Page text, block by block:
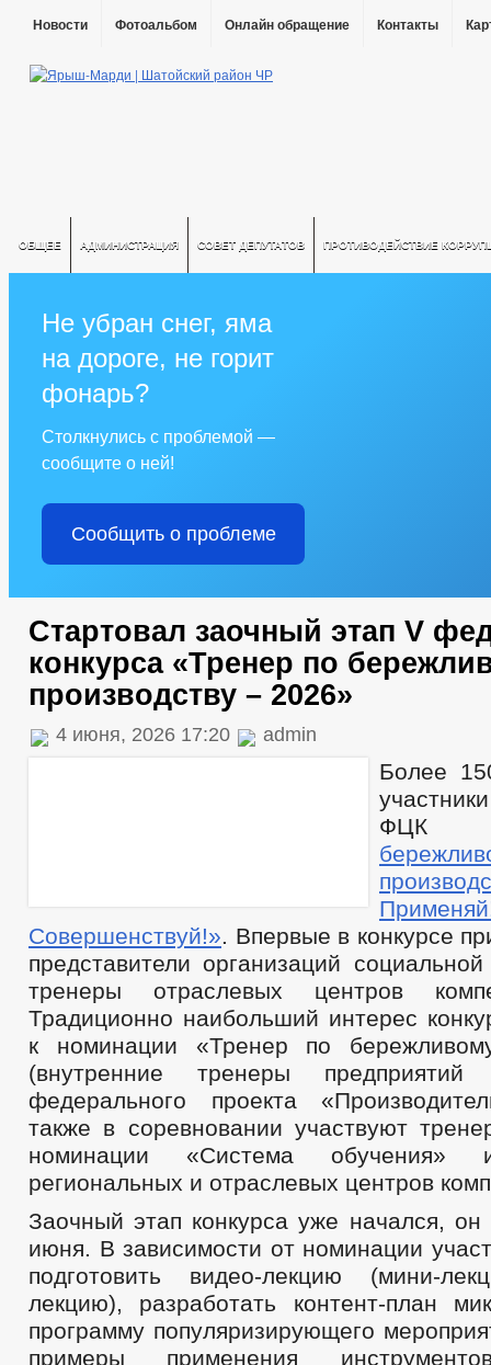
Новости Фотоальбом Онлайн обращение Контакты
ОБЩЕЕ АДМИНИСТРАЦИЯ СОВЕТ ДЕПУТАТОВ ПРОТИВОДЕЙСТВИЕ
Не убран снег, яма
на дороге, не горит
фонарь?
Столкнулись с проблемой —
сообщите о ней!
Сообщить о проблеме
Стартовал заочный этап V
конкурса «Тренер по
производству – 2026»
4 июня, 2026 17:20 admin
Более
Совершенствуй!». Впервые в конкурсе
представители организаций
тренеры отраслевых центров
Традиционно наибольший интерес
к номинации «Тренер по
(внутренние тренеры
федерального проекта
также в соревновании участвуют
номинации «Система обучения»
региональных и отраслевых центров
Заочный этап конкурса уже начался,
июня. В зависимости от номинации
подготовить видео-лекцию (мини-
лекцию), разработать контент-план
программу популяризирующего
примеры применения